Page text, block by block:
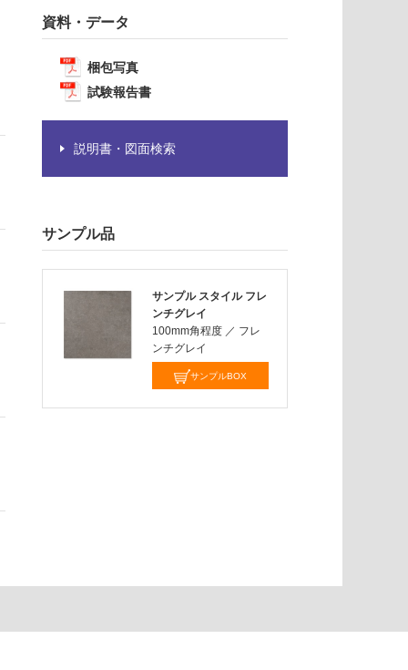
資料・データ
梱包写真
試験報告書
説明書・図面検索
サンプル品
サンプル スタイル フレ
ンチグレイ
100mm角程度 ／ フレ
ンチグレイ
サンプルBOX